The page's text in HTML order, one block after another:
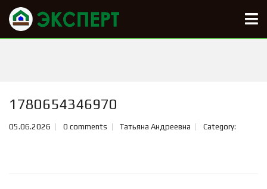
1780654346970
05.06.2026 0 comments Татьяна Андреевна Category: